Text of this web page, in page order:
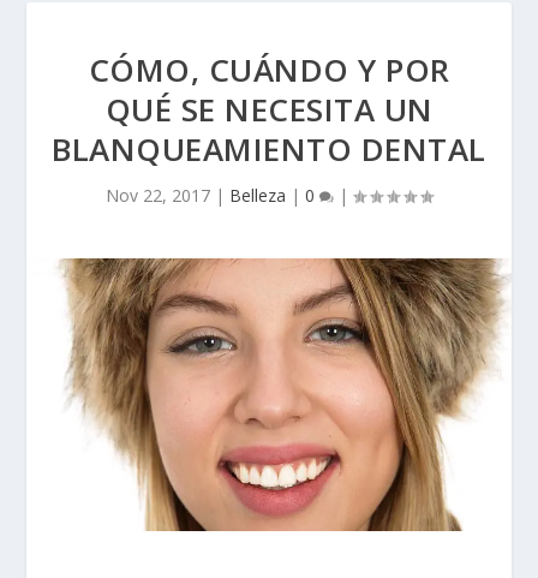
CÓMO, CUÁNDO Y POR
QUÉ SE NECESITA UN
BLANQUEAMIENTO DENTAL
Nov 22, 2017 | Belleza | 0 |